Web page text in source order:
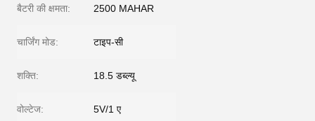
बैटरी की क्षमता: 2500 MAHAR
चार्जिंग मोड: टाइप-सी
शक्ति: 18.5 डब्ल्यू
वोल्टेज: 5V/1 ए